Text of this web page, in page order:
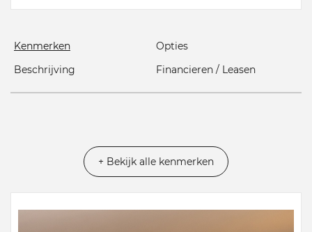
Kenmerken
Opties
Beschrijving
Financieren / Leasen
+ Bekijk alle kenmerken